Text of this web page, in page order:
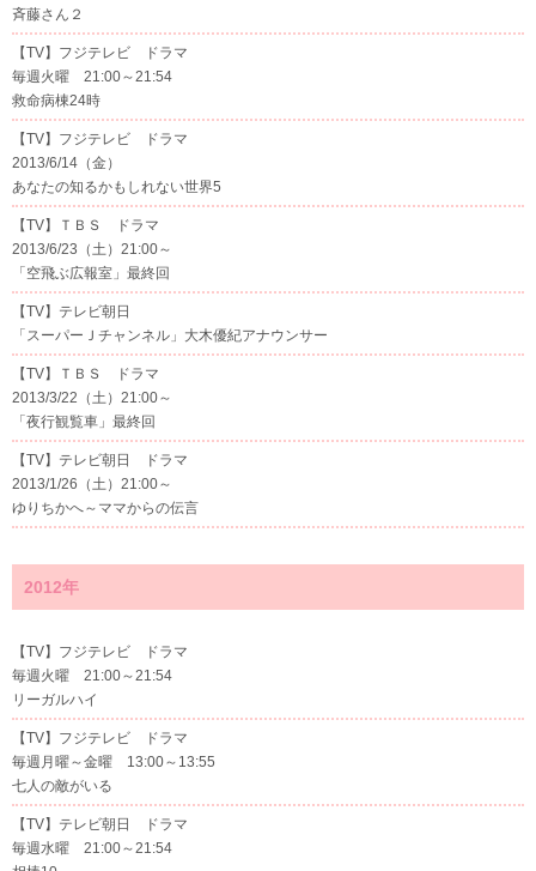
斉藤さん２
【TV】フジテレビ ドラマ
毎週火曜 21:00～21:54
救命病棟24時
【TV】フジテレビ ドラマ
2013/6/14（金）
あなたの知るかもしれない世界5
【TV】ＴＢＳ ドラマ
2013/6/23（土）21:00～
「空飛ぶ広報室」最終回
【TV】テレビ朝日
「スーパーＪチャンネル」大木優紀アナウンサー
【TV】ＴＢＳ ドラマ
2013/3/22（土）21:00～
「夜行観覧車」最終回
【TV】テレビ朝日 ドラマ
2013/1/26（土）21:00～
ゆりちかへ～ママからの伝言
2012年
【TV】フジテレビ ドラマ
毎週火曜 21:00～21:54
リーガルハイ
【TV】フジテレビ ドラマ
毎週月曜～金曜 13:00～13:55
七人の敵がいる
【TV】テレビ朝日 ドラマ
毎週水曜 21:00～21:54